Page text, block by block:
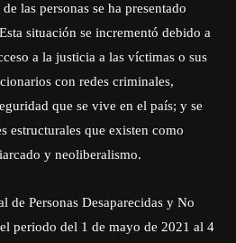
las personas se ha presentado
situación se incrementó debido a
a la justicia a las víctimas o sus
con redes criminales,
que se vive en el país; y se
estructurales que existen como
y neoliberalismo.
de Personas Desaparecidas y No
periodo del 1 de mayo de 2021 al 4